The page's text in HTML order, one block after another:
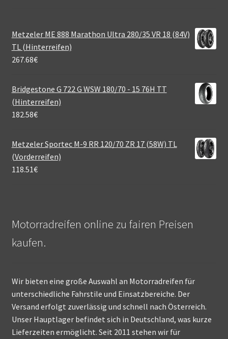
Metzeler ME 888 Marathon Ultra 280/35 VR 18 (84V)
TL (Hinterreifen)
267.68€
Bridgestone G 722 G WSW 180/70 - 15 76H TT
(Hinterreifen)
182.58€
Metzeler Sportec M-9 RR 120/70 ZR 17 (58W) TL
(Vorderreifen)
118.51€
Motorradreifen online zu fairen Preisen
kaufen.
Wir bieten eine große Auswahl an Motorradreifen für
unterschiedliche Fahrstile und Einsatzbereiche. Der
Versand erfolgt zuverlässig und schnell nach Österreich.
Unser Hauptlager befindet sich in Deutschland, was kurze
Lieferzeiten ermöglicht. Seit 2011 stehen wir für